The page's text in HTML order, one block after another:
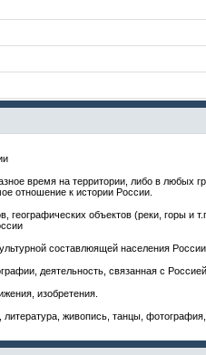
время на территории, либо в любых
отношение к истории России.
географических объектов (реки, горы и
составлюящей населения
деятельность, связанная с
изобретения.
живопись, танцы, фотография,